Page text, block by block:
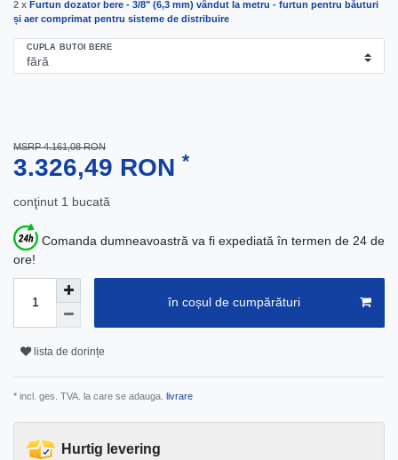
2 x Furtun dozator bere - 3/8" (6,3 mm) vândut la metru - furtun pentru băuturi
și aer comprimat pentru sisteme de distribuire
CUPLA BUTOI BERE
MSRP 4.161,08 RON
3.326,49 RON *
conţinut 1 bucată
Comanda dumneavoastră va fi expediată în termen de 24 de
ore!
în coșul de cumpărături
lista de dorințe
* incl. ges. TVA. la care se adauga. livrare
Hurtig levering